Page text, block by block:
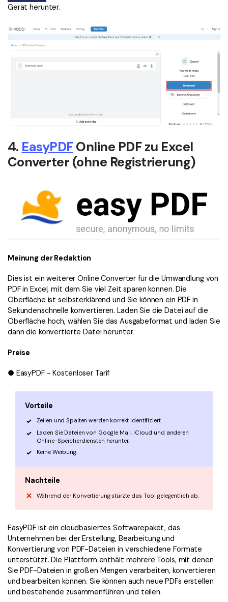
Gerät herunter.
4. EasyPDFOnline PDF zu Excel
Converter (ohne Registrierung)
Meinung der Redaktion
Dies ist ein weiterer Online Converter für die Umwandlung von
PDF in Excel, mit dem Sie viel Zeit sparen können. Die
Oberfläche ist selbsterklärend und Sie können ein PDF in
Sekundenschnelle konvertieren. Laden Sie die Datei auf die
Oberfläche hoch, wählen Sie das Ausgabeformat und laden Sie
dann die konvertierte Datei herunter.
Preise
● EasyPDF - Kostenloser Tarif
Vorteile
Zeilen und Spalten werden korrekt identifiziert.
Laden Sie Dateien von Google Mail, iCloud und anderen
Online-Speicherdiensten herunter.
Keine Werbung.
Nachteile
Während der Konvertierung stürzte das Tool gelegentlich ab.
EasyPDF ist ein cloudbasiertes Softwarepaket, das
Unternehmen bei der Erstellung, Bearbeitung und
Konvertierung von PDF-Dateien in verschiedene Formate
unterstützt. Die Plattform enthält mehrere Tools, mit denen
Sie PDF-Dateien in großen Mengen verarbeiten, konvertieren
und bearbeiten können. Sie können auch neue PDFs erstellen
und bestehende zusammenführen und teilen.